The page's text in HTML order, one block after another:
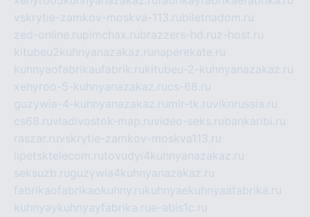
vskrytie-zamkov-moskva-113.rubiletnadom.ru
zed-online.rupimchax.rubrazzers-hd.ruz-host.ru
kitubeu2kuhnyanazakaz.ru naperekate.ru
kuhnyaofabrikaufabrik.rukitubeu-2-kuhnyanazakaz.ru
xehyroo-5-kuhnyanazakaz.rucs-68.ru
guzywia-4-kuhnyanazakaz.ru mir-tk.ruvlknrussia.ru
cs68.ruvladivostok-map.ruvideo-seks.rubankaribi.ru
raszar.ruvskrytie-zamkov-moskva113.ru
lipetsktelecom.rutovudyi4kuhnyanazakaz.ru
seksuzb.ruguzywia4kuhnyanazakaz.ru
fabrikaofabrikaokuhny.rukuhnyaekuhnyaafabrika.ru
kuhnyaykuhnyayfabrika.rue-abis1c.ru